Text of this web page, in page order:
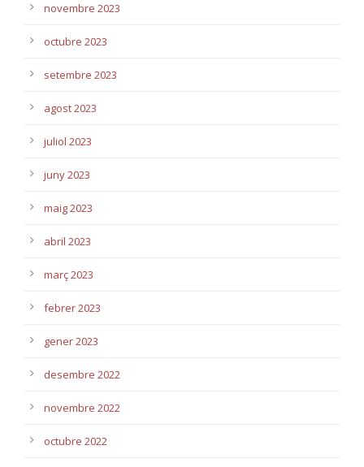
novembre 2023
octubre 2023
setembre 2023
agost 2023
juliol 2023
juny 2023
maig 2023
abril 2023
març 2023
febrer 2023
gener 2023
desembre 2022
novembre 2022
octubre 2022